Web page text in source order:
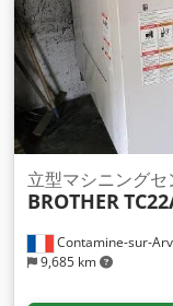
Contamine-sur-
9,685 km
立型マシニングセ
BROTHER